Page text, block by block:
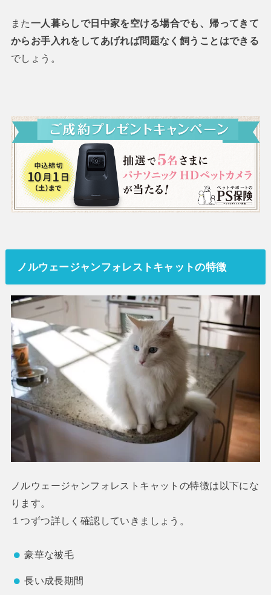
また一人暮らしで日中家を空ける場合でも、帰ってきて
からお手入れをしてあげれば問題なく飼うことはできる
でしょう。
ノルウェージャンフォレストキャットの特徴
ノルウェージャンフォレストキャットの特徴は以下にな
ります。
１つずつ詳しく確認していきましょう。
豪華な被毛
長い成長期間